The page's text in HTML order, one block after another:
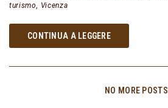
turismo, Vicenza
CONTINUA A LEGGERE
NO MORE POSTS